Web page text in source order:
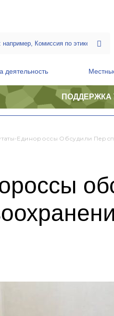
деятельность
ПОДДЕРЖКА
Единороссы Обсудили